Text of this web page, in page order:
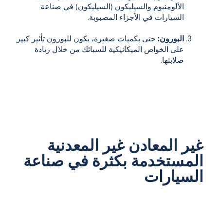
الألومنيوم والسيليكون (السيليكون) في صناعة
السيارات في الأجزاء المصبوبة.
البورون: حتى بكميات صغيرة، يكون للبورون تأثير كبير
على الخواص الميكانيكية للسبائك من خلال زيادة
صلابتها.
غير المعادن غير المعدنية
المستخدمة بكثرة في صناعة
السيارات